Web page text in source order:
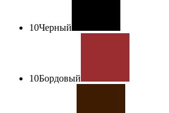
10Черный
10Бордовый